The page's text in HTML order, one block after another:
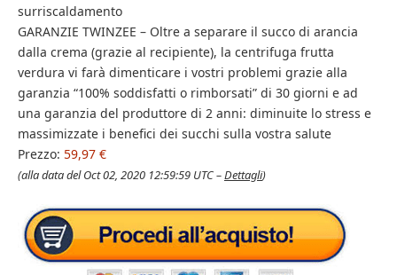
surriscaldamento
GARANZIE TWINZEE – Oltre a separare il succo di arancia
dalla crema (grazie al recipiente), la centrifuga frutta
verdura vi farà dimenticare i vostri problemi grazie alla
garanzia “100% soddisfatti o rimborsati” di 30 giorni e ad
una garanzia del produttore di 2 anni: diminuite lo stress e
massimizzate i benefici dei succhi sulla vostra salute
Prezzo: 59,97 €
(alla data del Oct 02, 2020 12:59:59 UTC –Dettagli)